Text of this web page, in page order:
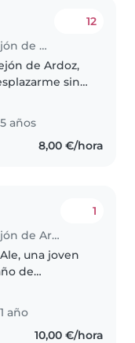
Canguro en Torrejón de Ardoz
12
de Ardoz,
sin
Estoy
sé de primeros
años
8,00 €/hora
Canguro en Torrejón de Ardoz
1
una joven
de
años. Soy
año
10,00 €/hora